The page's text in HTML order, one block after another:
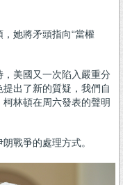
她將矛頭指向“當權
，美國又一次陷入嚴重分
出了新的質疑，我們自
林頓在周六發表的聲明
戰爭的處理方式。